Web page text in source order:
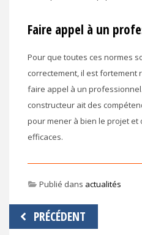
Faire appel à un
Pour que toutes ces normes
correctement, il est fortement
faire appel à un
constructeur ait des
pour mener à bien le projet
efficaces.
Publié dans actualités
Navigation
de
PRÉCÉDENT